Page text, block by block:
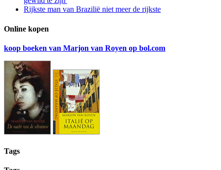
Rijkste man van Brazilië niet meer de rijkste
Online kopen
koop boeken van Marjon van Royen op bol.com
Tags